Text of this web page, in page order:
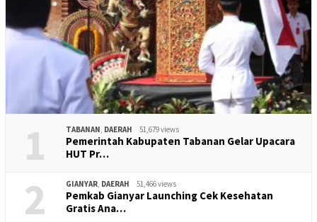
1 TABANAN DAERAH 51,679 views
Pemerintah Kabupaten Tabanan Gelar Upacara
HUT Pr…
2 GIANYAR DAERAH 51,466 views
Pemkab Gianyar Launching Cek Kesehatan
Gratis Ana…